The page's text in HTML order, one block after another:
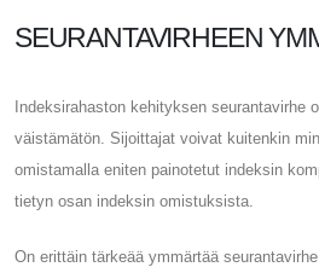
SEURANTAVIRHEEN
Indeksirahaston kehityksen seurantavirhe
väistämätön. Sijoittajat voivat kuitenkin
omistamalla eniten painotetut indeksin
tietyn osan indeksin omistuksista.
On erittäin tärkeää ymmärtää